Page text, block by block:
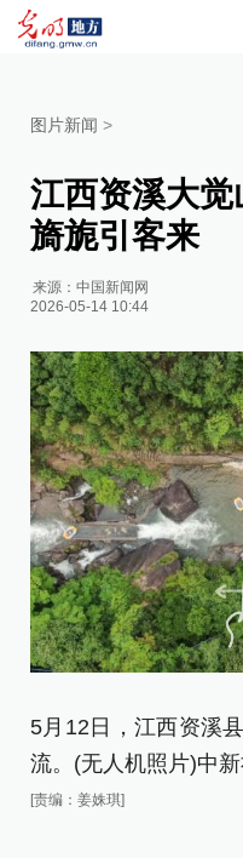
图片新闻 >
江西资溪大
旖旎引客来
来源：中国新闻网
2026-05-14 10:44
5月12日，江西资溪
流。(无人机照片)中
[责编：姜姝琪]